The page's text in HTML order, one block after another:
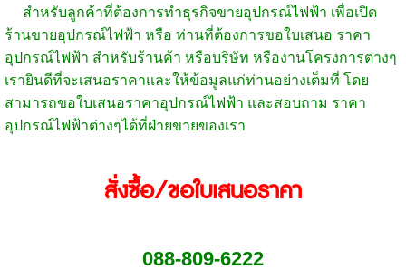
สำหรับลูกค้าที่ต้องการทำธุรกิจขายอุปกรณ์ไฟฟ้า เพื่อเปิด
ร้านขายอุปกรณ์ไฟฟ้า หรือ ท่านที่ต้องการขอใบเสนอ ราคา
อุปกรณ์ไฟฟ้า สำหรับร้านค้า หรือบริษัท หรืองานโครงการต่างๆ
เรายินดีที่จะเสนอราคาและให้ข้อมูลแก่ท่านอย่างเต็มที่ โดย
สามารถขอใบเสนอราคาอุปกรณ์ไฟฟ้า และสอบถาม ราคา
อุปกรณ์ไฟฟ้าต่างๆได้ที่ฝ่ายขายของเรา
สั่งซื้อ/ขอใบเสนอราคา
088-809-6222